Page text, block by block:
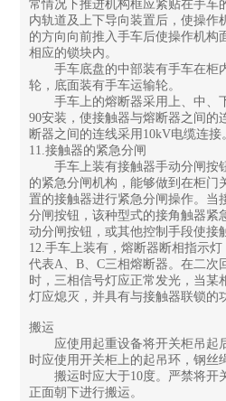
常情况下推进机构框应紧贴在手车
内轨道及上下导向装置后，使操作
的方向向前推入手车后使操作机构
相应的锁块内。
手车底盘的中部装有手车在柜
轮，底面装有手车运输轮。
手车上的熔断器采用上、中、
90安装，使接触器与熔断器之间的
断器之间的连线采用10kV电缆连接
11.接触器的紧急分闸
手车上装有接触器手动分闸按
的紧急分闸机构，能够做到在柜门
置的接触器进行紧急分闸操作。当
分闸按钮，该种型式的接角触器紧
动分闸按钮，或其他控制手段使接
12.手车上装有，熔断器断相指示
代表A、B、C三相熔断器。在二次
时，三相信号灯应正常发光，当某
灯应熄灭，并具有与接触器联锁的
搬运
应使用起重设备将开关柜吊起
时应使用开关柜上的起吊环，钢丝
搬运时应大于10度。严禁将开
正面朝下进行搬运。